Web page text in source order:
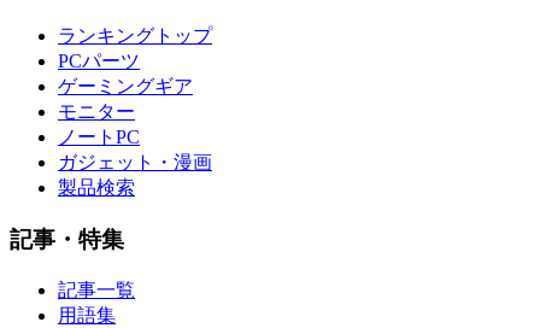
ランキングトップ
PCパーツ
ゲーミングギア
モニター
ノートPC
ガジェット・漫画
製品検索
記事・特集
記事一覧
用語集